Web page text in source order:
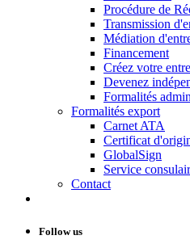
Procédure de
Transmission
Médiation
Financement
Créez votre
Devenez
Formalités admin
Formalités export
Carnet ATA
Certificat
GlobalSign
Service
Contact
Follow us